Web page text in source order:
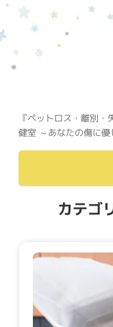
『ペットロス・離別
健室 ～あなたの傷に
カテゴ